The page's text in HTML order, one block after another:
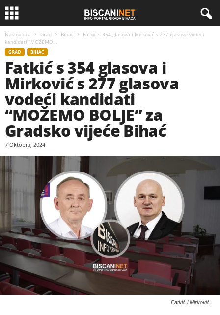
Naslovnica Grad Bihać
Fatkić s 354 glasova i Mirković s 277 glasova vodeći
kandidati “MOŽEMO...
GRAD BIHAĆ
Fatkić s 354 glasova i
Mirković s 277 glasova
vodeći kandidati
“MOŽEMO BOLJE” za
Gradsko vijeće Bihać
7 Oktobra, 2024
Fatkić i Mirković